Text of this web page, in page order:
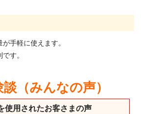
手軽に使えます。
す。
（みんなの声）
使用されたお客さまの声